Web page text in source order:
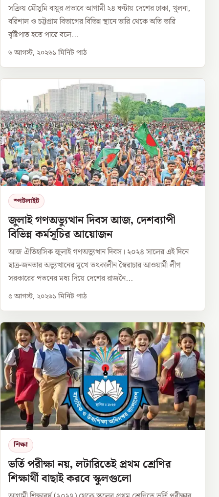
সক্রিয় মৌসুমি বায়ুর প্রভাবে আগামী ২৪ ঘণ্টায় দেশের ঢাকা, খুলনা,
বরিশাল ও চট্টগ্রাম বিভাগের বিভিন্ন স্থানে ভারি থেকে অতি ভারি
বৃষ্টিপাত হতে পারে বলে...
৬ আগস্ট, ২০২৬১ মিনিট পাঠ
স্পটলাইট
জুলাই গণঅভ্যুত্থান দিবস আজ, দেশব্যাপী
বিভিন্ন কর্মসূচির আয়োজন
আজ ঐতিহাসিক জুলাই গণঅভ্যুত্থান দিবস। ২০২৪ সালের এই দিনে
ছাত্র-জনতার অভ্যুত্থানের মুখে তৎকালীন স্বৈরাচার আওয়ামী লীগ
সরকারের পতনের মধ্য দিয়ে দেশের রাজনৈ...
৫ আগস্ট, ২০২৬১ মিনিট পাঠ
শিক্ষা
ভর্তি পরীক্ষা নয়, লটারিতেই প্রথম শ্রেণির
শিক্ষার্থী বাছাই করবে স্কুলগুলো